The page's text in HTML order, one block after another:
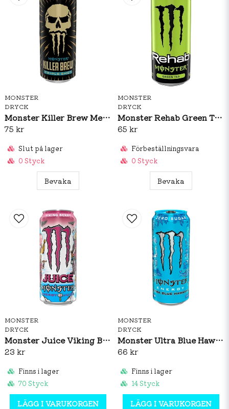
MONSTER
DRYCK
Monster Killer Brew Mean Bean 437ml
75 kr
Slut på lager
0 Styck
Bevaka
MONSTER
DRYCK
Monster Rehab Green Tea 458ml
65 kr
Förbeställningsvara
0 Styck
Bevaka
MONSTER
DRYCK
Monster Juice Viking Berry 500ml
23 kr
Finns i lager
70 Styck
LÄGG I VARUKORGEN
MONSTER
DRYCK
Monster Ultra Blue Hawaiian 473ml
66 kr
Finns i lager
14 Styck
LÄGG I VARUKORGEN
Koffeinhalt, ej för barn, gravida eller ammande kvinnor.